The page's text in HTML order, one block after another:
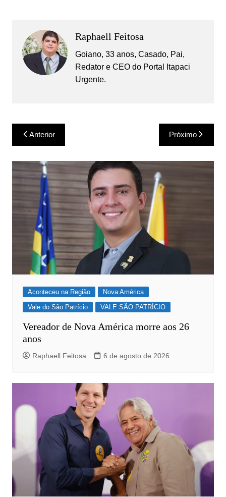
Raphaell Feitosa
Goiano, 33 anos, Casado, Pai,
Redator e CEO do Portal Itapaci
Urgente.
Navegação
de
Post
Anterior Próximo
Aconteceu na Região
Nova América
Vale do São Patrício
VALE SÃO PATRÍCIO
Vereador de Nova América morre aos 26
anos
Raphaell Feitosa 6 de agosto de 2026